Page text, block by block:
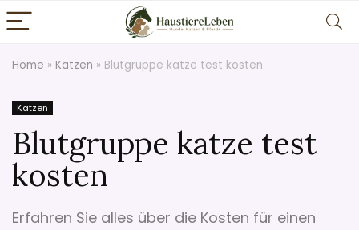
Home » Katzen » Blutgruppe katze test kosten
Katzen
Blutgruppe katze test
kosten
Erfahren Sie alles über die Kosten für einen